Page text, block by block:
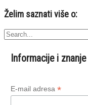
Želim saznati više o:
Informacije i
E-mail adresa *